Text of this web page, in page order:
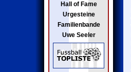
Hall of Fame
Urgesteine
Familienbande
Uwe Seeler